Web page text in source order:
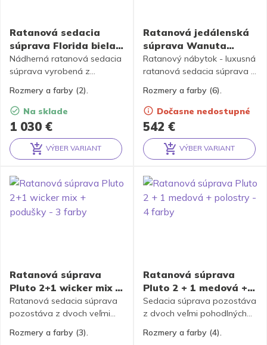
Ratanová sedacia
súprava Florida biela –
3 farby
1 030 €
Nádherná ratanová sedacia
súprava vyrobená z
z masívnych ratanový tyčí a
výpletom z ratanových
prútikov.
Rozmery a farby (2).
Na sklade
VÝBER VARIANT
Ratanová jedálenská
súprava Wanuta
wicker mix + polstry –
6 farieb
542 €
Ratanový nábytok - luxusná
ratanová sedacia súprava je
ratanu. Zostava obsahuje 4
kreslá, stolík so sklom a
kompletnú sadu polstrov
podľa obrázku výrobku. K
dispozícii je 6 farieb
polostrov.
Rozmery a farby (6).
Dočasne nedostupné
VÝBER VARIANT
Ratanová súprava
Pluto 2+1 wicker mix +
podušky – 3 farby
Ratanová sedacia súprava
pozostáva z dvoch veľmi
vyrobených z prírodného
Rozmery a farby (3).
Ratanová súprava
Pluto 2 + 1 medová +
polostry – 4 farby
Sedacia súprava pozostáva
z dvoch veľmi pohodlných
prírodného ratanu. Spoje
Rozmery a farby (4).